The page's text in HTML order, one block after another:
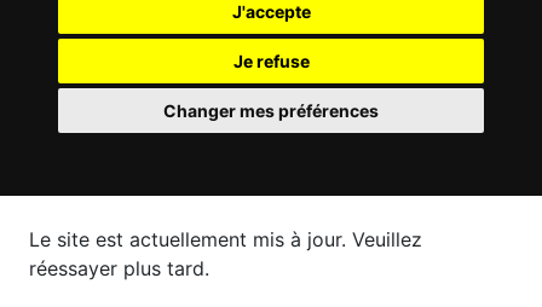
J'accepte
Je refuse
Changer mes préférences
Le site est actuellement mis à jour. Veuillez
réessayer plus tard.